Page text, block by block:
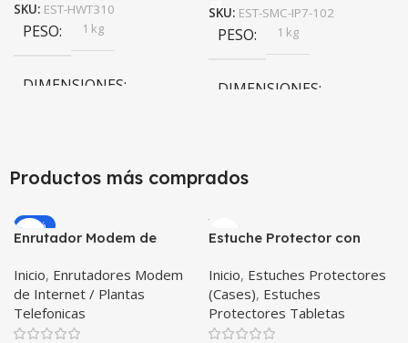
SKU: EST-HWT310
PESO 1 kg
DIMENSIONES
COLOR Negro
SKU: EST-SMC-IP7-102
PESO 1 kg
DIMENSIONES
COLOR
Rojo,Negro ,Azul ,Rose
Gold
Productos más comprados
-20%
Enrutador Modem de
Libre Todo Operador 4G
LTE SIMCARD
Inicio, Enrutadores Modem
de Internet / Plantas
Telefonicas
Estuche Protector con
Tablet Samsung Galaxy
Tab A8 10.5 2021 – 2022
SM-x200 SM-x205 Anti
golpes con soporte
Inicio, Estuches Protectores
(Cases), Estuches
Protectores Tabletas